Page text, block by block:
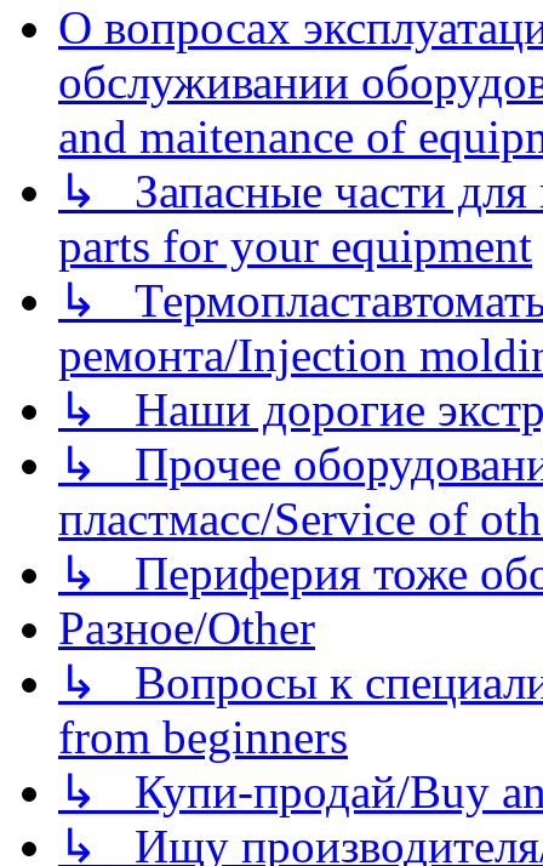
О вопросах
обслуживании
and maitenance of
↳ Запасные части для
parts for your equipment
↳
ремонта/Injection
↳ Наши дорогие
↳ Прочее
пластмасс/Service of
↳ Периферия тоже
Разное/Other
↳ Вопросы к
from beginners
↳ Купи-продай/Buy
↳ Ищу